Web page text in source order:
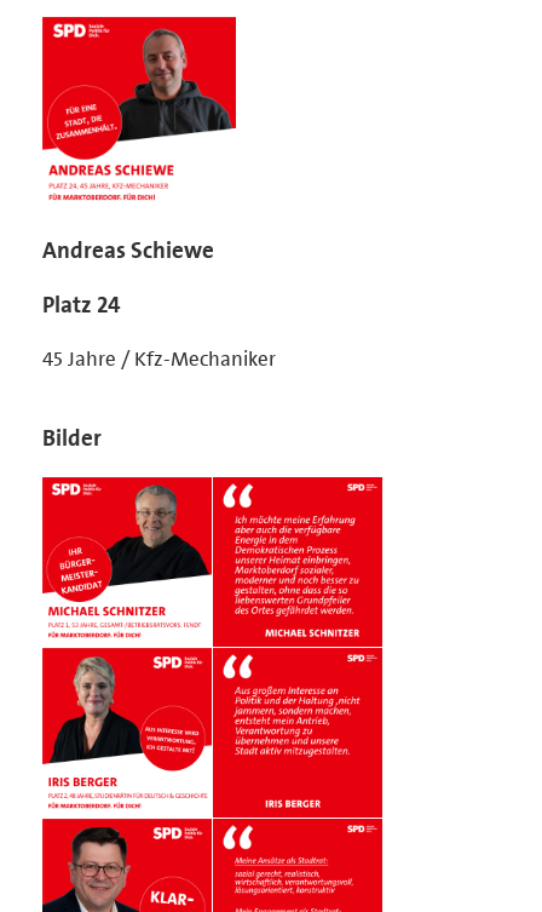
Andreas Schiewe
Platz 24
45 Jahre / Kfz-Mechaniker
Bilder